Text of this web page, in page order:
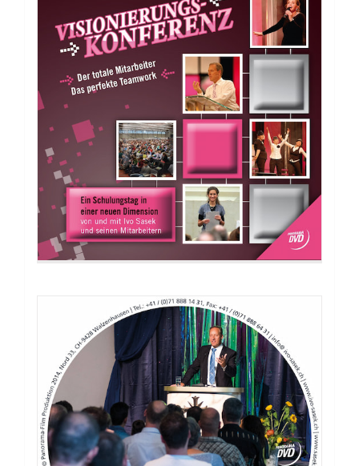
DVD: Wie entstand die OCG, AZK,
Kla.TV, S&G?
DVD: 2 Evangelisationstreffen –